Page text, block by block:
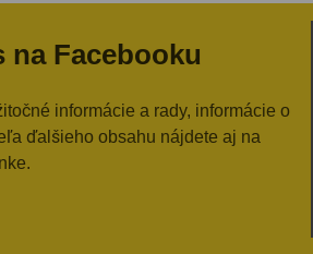
na Facebooku
informácie a rady, informácie o
ďalšieho obsahu nájdete aj na